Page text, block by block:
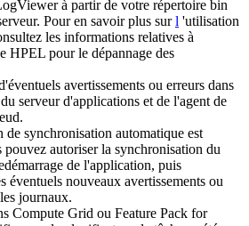
à partir de votre répertoire bin
Pour en savoir plus surl 'utilisation
les informations relatives à
HPEL pour le dépannage des
avertissements ou erreurs dans
serveur d'applications et de l'agent de
de synchronisation automatique est
pouvez autoriser la synchronisation du
de l'application, puis
éventuels nouveaux avertissements ou
journaux.
Compute Grid ou Feature Pack for